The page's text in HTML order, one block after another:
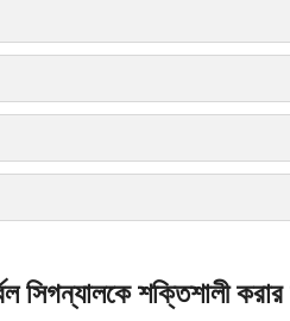
সিগন্যালকে শক্তিশালী